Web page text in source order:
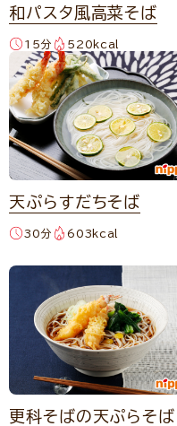
和パスタ風高菜そば
15分 520kcal
天ぷらすだちそば
30分 603kcal
更科そばの天ぷらそば